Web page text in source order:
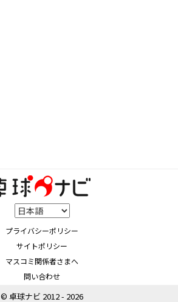
プライバシーポリシー
サイトポリシー
マスコミ関係者さまへ
問い合わせ
© 卓球ナビ 2012 - 2026